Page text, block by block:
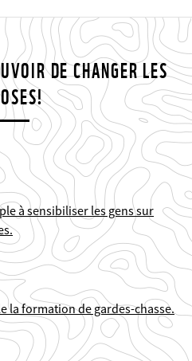
DE CHANGER LES
à sensibiliser les gens sur
la formation de gardes-chasse.